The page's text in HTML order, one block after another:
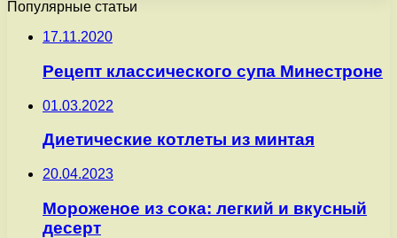
Популярные статьи
17.11.2020
Рецепт классического супа Минестроне
01.03.2022
Диетические котлеты из минтая
20.04.2023
Мороженое из сока: легкий и вкусный
десерт